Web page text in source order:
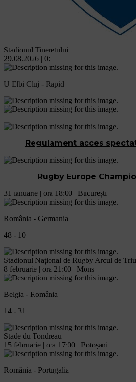
Stadionul Tineretului
29.08.2026 | 0:
U Elbi Cluj - Rapid
Regulament acces
Rugby Europe
31 ianuarie | ora 18:00 | București
România - Germania
48 - 10
Stadionul Național de Rugby Arcul de
8 februarie | ora 21:00 | Mons
Belgia - România
14 - 31
Stade du Tondreau
15 februarie | ora 17:00 | Botoșani
România - Portugalia